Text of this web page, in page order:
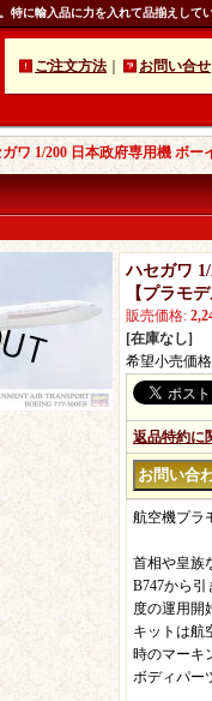
に輸入品に力を入れて品揃えしてい
ご注文方法 お問い合せ
ワ 1/200 日本政府専用機 ボー
ハセガワ
【プラモデ
販売価格:
[在庫なし]
希望小売価格
返品特約に
航空機プラ
首相や皇族
B747から
度の運用開
キットは航
時のマーキ
ボディパー